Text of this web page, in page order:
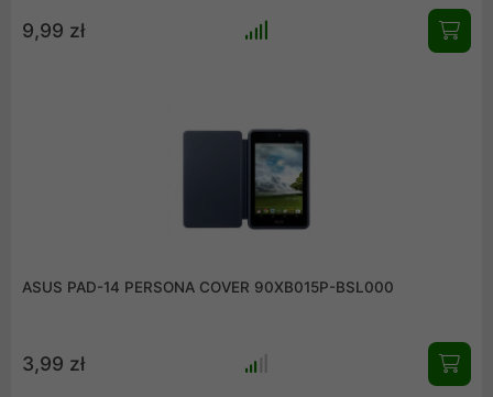
9,99 zł
ASUS PAD-14 PERSONA COVER 90XB015P-BSL000
3,99 zł